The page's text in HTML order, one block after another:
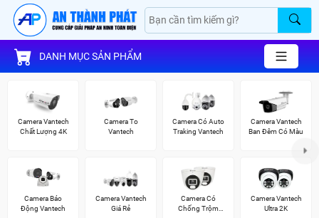
DANH MỤC SẢN PHẨM
Camera Vantech
Chất Lượng 4K
Camera To
Vantech
Camera Có Auto
Traking Vantech
Camera Vantech
Ban Đêm Có Màu
Camera Báo
Động Vantech
Camera Vantech
Giá Rẻ
Camera Có
Chống Trộm
Camera Vantech
Ultra 2K